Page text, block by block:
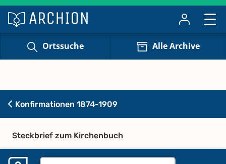
Ortssuche Alle Archive
Konfirmationen 1874-1909
Steckbrief zum Kirchenbuch